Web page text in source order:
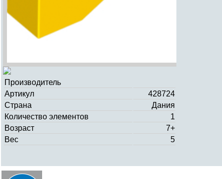
Производитель
Артикул
428724
Страна
Дания
Количество элементов
1
Возраст
7+
Вес
5